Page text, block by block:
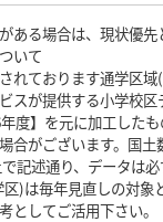
る場合は、現状優先
いて
れております通学区
スが提供する小学校
度】を元に加工した
合がございます。国
記述通り、データは
)は毎年見直しの対象
としてご活用下さい。